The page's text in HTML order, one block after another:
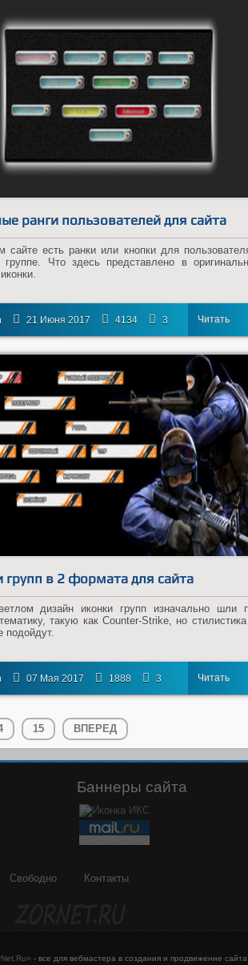
ранги пользователей для сайта
сайте есть ранки или кнопки для
группе. Что здесь представлено в
21 Июня 2017 4134 3 Читать
далее
групп в 2 формата для сайта
дизайн иконки групп изначально шли
такую как Counter-Strike, но
подойдут.
07 Мая 2017 1888 3 Читать
15 ВПЕРЕД
Баннеры сайта
Свободно Контакты
- все для вебмастера в создания и продвижение сайта